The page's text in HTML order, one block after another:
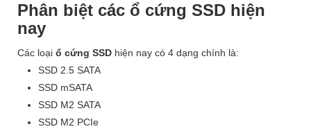
Phân biệt các ổ cứng SSD hiện
nay
Các loại ổ cứng SSD hiện nay có 4 dạng chính là:
SSD 2.5 SATA
SSD mSATA
SSD M2 SATA
SSD M2 PCIe